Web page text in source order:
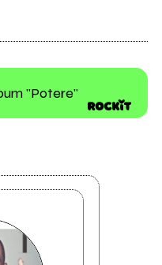
"Potere"